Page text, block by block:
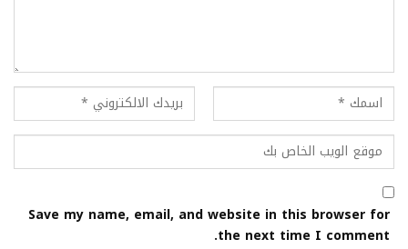
Save my name, email, and website in this browser for
the next time I comment.